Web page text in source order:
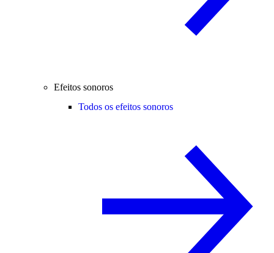
Efeitos sonoros
Todos os efeitos sonoros